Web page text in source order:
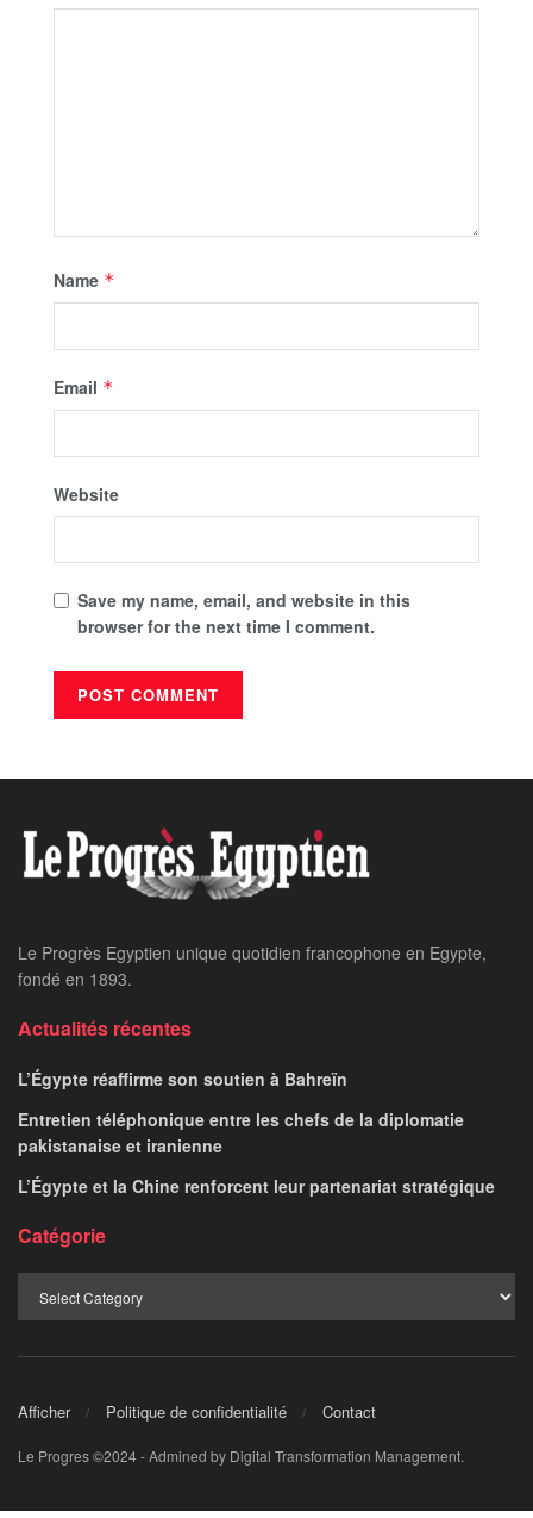
Name *
Email *
Website
Save my name, email, and website in this
browser for the next time I comment.
Le Progrès Egyptien unique quotidien francophone en Egypte,
fondé en 1893.
Actualités récentes
L’Égypte réaffirme son soutien à Bahreïn
Entretien téléphonique entre les chefs de la diplomatie
pakistanaise et iranienne
L’Égypte et la Chine renforcent leur partenariat stratégique
Catégorie
Afficher Politique de confidentialité Contact
Le Progres ©2024 - Admined by Digital Transformation Management.